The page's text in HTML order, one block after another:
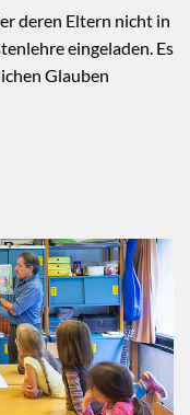
deren Eltern nicht in
eingeladen. Es
Glauben